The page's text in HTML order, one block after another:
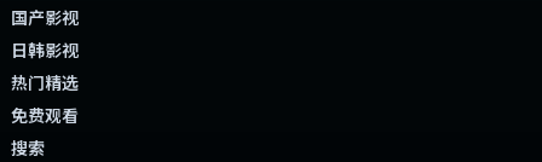
国产影视
日韩影视
热门精选
免费观看
搜索